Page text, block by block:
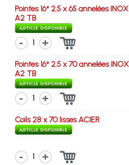
Pointes 16° 2.5 x 65 annelées INOX
A2 TB
1
Pointes 16° 2.5 x 70 annelées INOX
A2 TB
1
Coils 28 x 70 lisses ACIER
1